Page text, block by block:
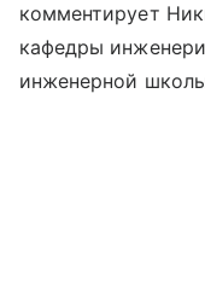
комментирует
кафедры
инженерной